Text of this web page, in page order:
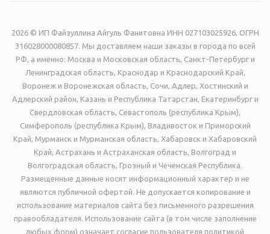
2026 © ИП Файзуллина Айгуль Фанитовна ИНН 027103025926, ОГРН
316028000080857. Мы доставляем наши заказы в города по всей
РФ, а именно: Москва и Московская область, Санкт-Петербург и
Ленинградская область, Краснодар и Краснодарский Край,
Воронеж и Воронежская область, Сочи, Адлер, Хостинский и
Адлерский район, Казань и Республика Татарстан, Екатеринбург и
Свердловская область, Севастополь (республика Крым),
Симферополь (республика Крым), Владивосток и Приморский
Край, Мурманск и Мурманская область, Хабаровск и Хабаровский
Край, Астрахань и Астраханская область, Волгоград и
Волгоградская область, Грозный и Чеченская Республика.
Размещенные данные носят информационный характер и не
являются публичной офертой. Не допускается копирование и
использование материалов сайта без письменного разрешения
правообладателя. Использование сайта (в том числе заполнение
любых форм) означает согласие пользователя политикой